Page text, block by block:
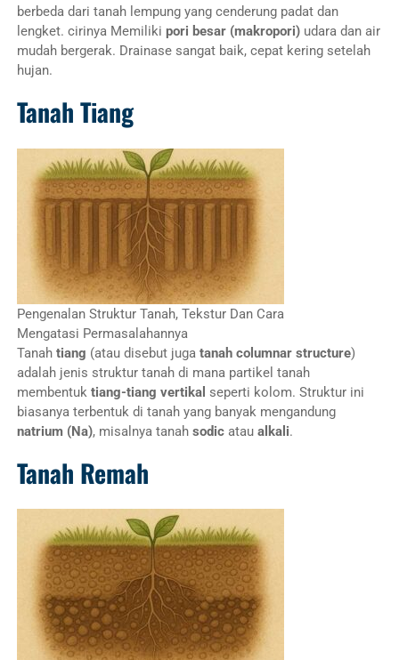
berbeda dari tanah lempung yang cenderung padat dan
lengket. cirinya Memiliki pori besar (makropori) udara dan air
mudah bergerak. Drainase sangat baik, cepat kering setelah
hujan.
Tanah Tiang
Pengenalan Struktur Tanah, Tekstur Dan Cara
Mengatasi Permasalahannya
Tanah tiang (atau disebut juga tanah columnar structure)
adalah jenis struktur tanah di mana partikel tanah
membentuk tiang-tiang vertikal seperti kolom. Struktur ini
biasanya terbentuk di tanah yang banyak mengandung
natrium (Na), misalnya tanah sodicatau alkali.
Tanah Remah